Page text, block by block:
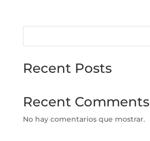
Recent Posts
Recent Comments
No hay comentarios que mostrar.